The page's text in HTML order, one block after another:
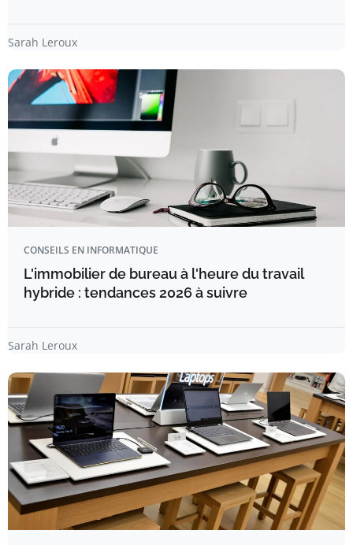
Sarah Leroux
CONSEILS EN INFORMATIQUE
L'immobilier de bureau à l'heure du travail
hybride : tendances 2026 à suivre
Sarah Leroux